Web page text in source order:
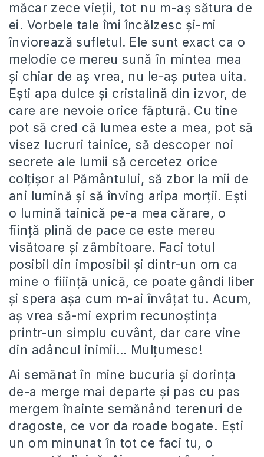
măcar zece vieții, tot nu m-aș sătura de
ei. Vorbele tale îmi încălzesc și-mi
înviorează sufletul. Ele sunt exact ca o
melodie ce mereu sună în mintea mea
și chiar de aș vrea, nu le-aș putea uita.
Ești apa dulce și cristalină din izvor, de
care are nevoie orice făptură. Cu tine
pot să cred că lumea este a mea, pot să
visez lucruri tainice, să descoper noi
secrete ale lumii să cercetez orice
colțișor al Pământului, să zbor la mii de
ani lumină și să înving aripa morții. Ești
o lumină tainică pe-a mea cărare, o
ființă plină de pace ce este mereu
visătoare și zâmbitoare. Faci totul
posibil din imposibil și dintr-un om ca
mine o fiiință unică, ce poate gândi liber
și spera așa cum m-ai învâțat tu. Acum,
aș vrea să-mi exprim recunoștința
printr-un simplu cuvânt, dar care vine
din adâncul inimii… Mulțumesc!
Ai semănat în mine bucuria și dorința
de-a merge mai departe și pas cu pas
mergem înainte semănând terenuri de
dragoste, ce vor da roade bogate. Ești
un om minunat în tot ce faci tu, o